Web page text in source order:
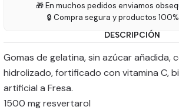
🎁 En muchos pedidos enviamos
🔒 Compra segura y productos
DESCRIPCIÓN
Gomas de gelatina, sin azúcar añadida,
hidrolizado, fortificado con vitamina C,
artificial a Fresa.
1500 mg resvertarol